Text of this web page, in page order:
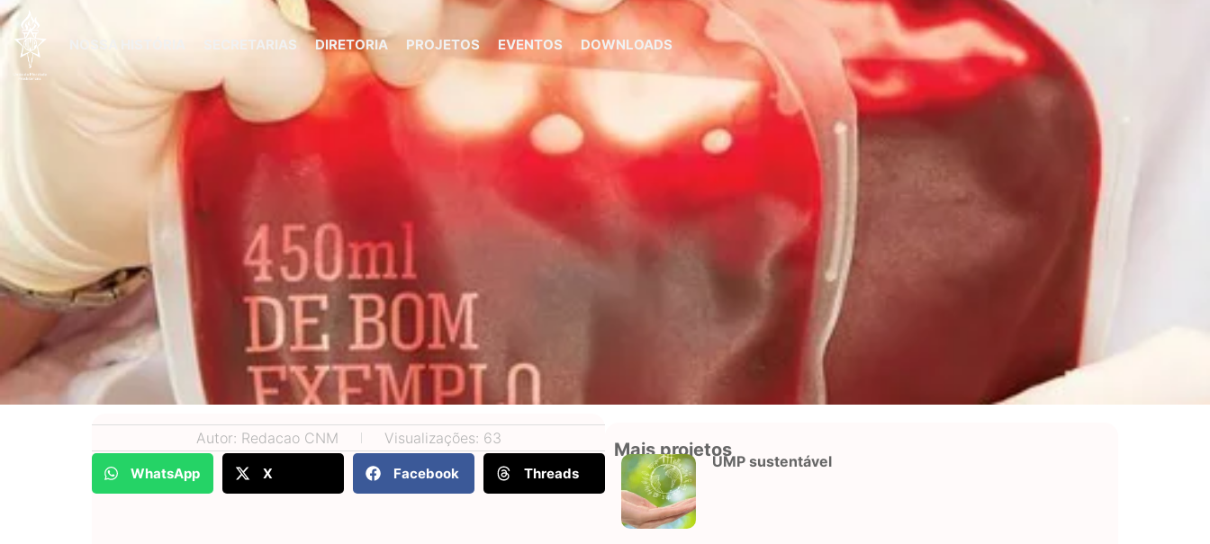
NOSSA HISTÓRIA SECRETARIAS DIRETORIA PROJETOS EVENTOS DOWNLOADS
Autor: Redacao CNM Visualizações: 63
WhatsApp X Facebook Threads
Mais projetos
UMP sustentável